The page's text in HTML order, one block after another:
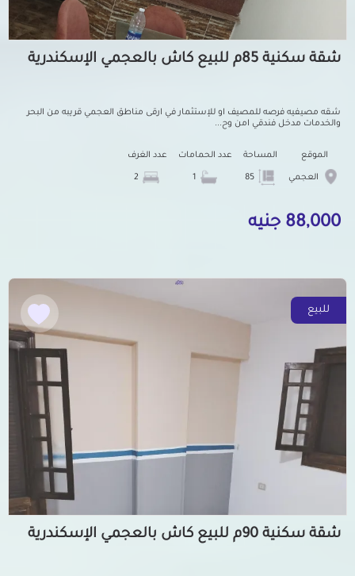
شقة سكنية 85م للبيع كاش بالعجمي الإسكندرية
شقه مصيفيه فرصه للمصيف او للإستثمار في ارقى مناطق العجمي قريبه من البحر
والخدمات مدخل فندقي امن وح...
الموقع
العجمي
المساحة
85
عدد الحمامات عدد الغرف
88,000 جنيه
للبيع
شقة سكنية 90م للبيع كاش بالعجمي الإسكندرية